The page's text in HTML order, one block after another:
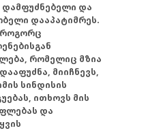
და
დააპატიმრეს.
როგორც
რომელიც მზია
მიიჩნევს,
სინდისის
ითხოვს მის
და